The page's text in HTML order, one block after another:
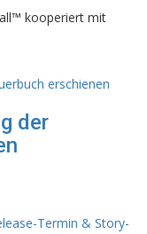
kooperiert mit
der